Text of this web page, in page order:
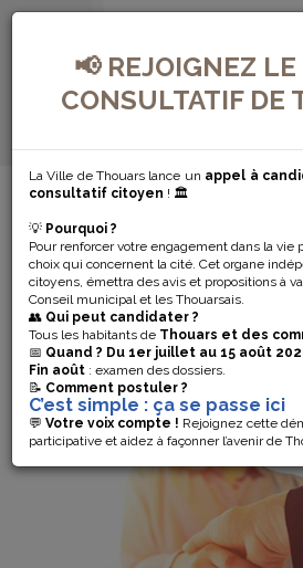
📢 REJOIGNEZ
CONSULTATIF DE
La Ville de Thouars lance un appel à
consultatif citoyen ! 🏛️
💡 Pourquoi ?
Pour renforcer votre engagement dans la
choix qui concernent la cité. Cet organe
citoyens, émettra des avis et propositions à
Conseil municipal et les Thouarsais.
👥 Qui peut candidater ?
Tous les habitants de Thouars et des
📅 Quand ? Du 1er juillet au 15 août
Fin août : examen des dossiers.
📝 Comment postuler ?
C’est simple : ça se passe ici
💬 Votre voix compte ! Rejoignez cette
participative et aidez à façonner l’avenir de
MENU DE
HUMAINES